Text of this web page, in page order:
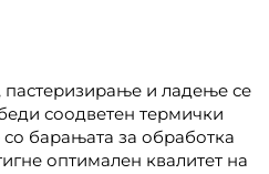
пастеризирање и ладење се
соодветен термички
барањата за обработка
оптимален квалитет на